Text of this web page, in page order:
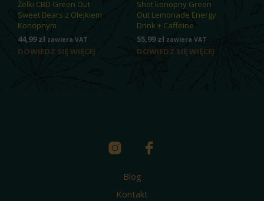
Żelki CBD Green Out
Sweet Bears z Olejkiem
Konopnym
44,99zł zawiera VAT
DOWIEDZ SIĘ WIĘCEJ
Shot konopny Green
Out Lemonade Energy
Drink + Caffeine
55,99zł zawiera VAT
DOWIEDZ SIĘ WIĘCEJ
Blog
Kontakt